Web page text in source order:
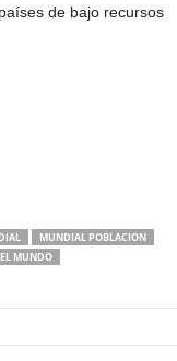
de bajo recursos
MUNDIAL POBLACION
MUNDO